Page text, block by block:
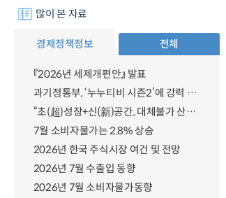
많이 본 자료
경제정책정보 전체
『2026년 세제개편안』 발표
과기정통부, ‘누누티비 시즌2’에 강력 대응 의지 밝혀
“초(超)성장+신(新)공간, 대체불가 산업강국”
7월 소비자물가는 2.8% 상승
2026년 한국 주식시장 여건 및 전망
2026년 7월 수출입 동향
2026년 7월 소비자물가동향